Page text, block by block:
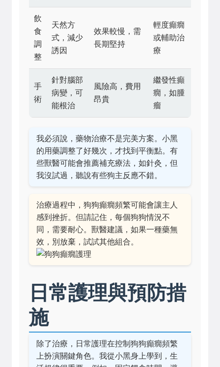
飲
食
調
整
天然方
式，減少
誘因
效果較慢，需
長期堅持
輕度癲癇
或輔助治
療
手
術
針對腦部
病變，可
能根治
風險高，費用
昂貴
繼發性癲
癇，如腫
瘤
我必須說，藥物治療不是完美方案。小黑
的用藥調整了好幾次，才找到平衡點。有
些獸醫可能會推薦補充療法，如針灸，但
我沒試過，聽說有些狗主反應不錯。
治療過程中，狗狗癲癇頻繁可能會讓主人
感到挫折。但請記住，每個狗狗情況不
同，需要耐心。獸醫建議，如果一種藥無
效，別放棄，試試其他組合。
日常護理與預防措
施
除了治療，日常護理在控制狗狗癲癇頻繁
上扮演關鍵角色。我從小黑身上學到，生